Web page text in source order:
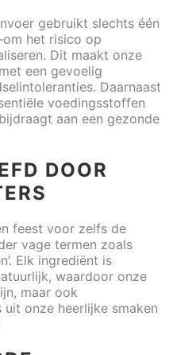
gebruikt slechts één
het risico op
Dit maakt onze
een gevoelig
Daarnaast
voedingsstoffen
aan een gezonde
DOOR
feest voor zelfs de
vage termen zoals
Elk ingrediënt is
waardoor onze
maar ook
uit onze heerlijke smaken